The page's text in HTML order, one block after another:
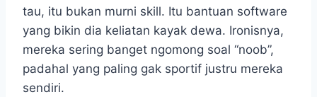
tau, itu bukan murni skill. Itu bantuan software
yang bikin dia keliatan kayak dewa. Ironisnya,
mereka sering banget ngomong soal “noob”,
padahal yang paling gak sportif justru mereka
sendiri.